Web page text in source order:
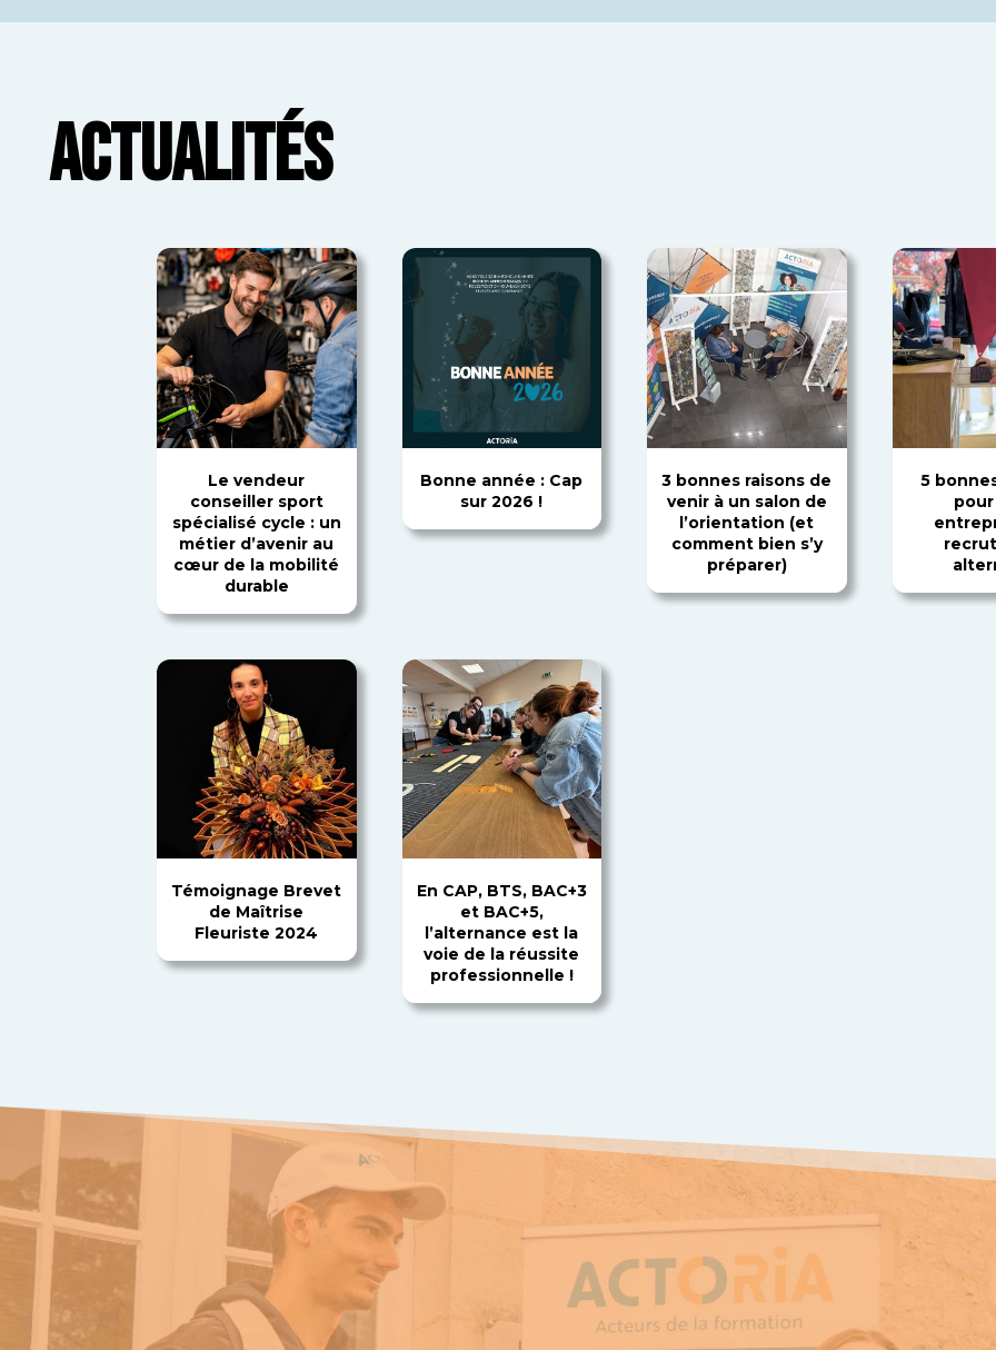
ACTUALITÉS
Le vendeur
conseiller sport
spécialisé cycle : un
métier d’avenir au
cœur de la mobilité
durable
Bonne année : Cap
sur 2026 !
3 bonnes raisons de
venir à un salon de
l’orientation (et
comment bien s’y
préparer)
5
Témoignage Brevet
de Maîtrise
Fleuriste 2024
En CAP, BTS, BAC+3
et BAC+5,
l’alternance est la
voie de la réussite
professionnelle !